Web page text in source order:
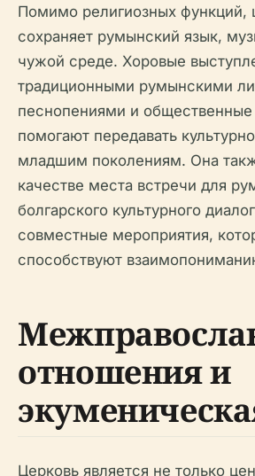
Помимо религиозных функций,
сохраняет румынский язык,
чужой среде. Хоровые
традиционными румынскими
песнопениями и общественные
помогают передавать
младшим поколениям. Она
качестве места встречи для
болгарского культурного
совместные мероприятия,
способствуют
отношения и
Церковь является не только